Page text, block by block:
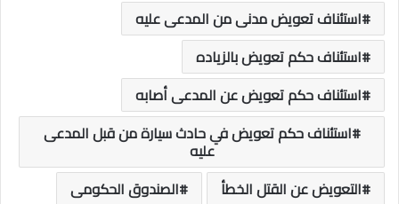
استئناف تعويض مدنى من المدعى عليه
استئناف حكم تعويض بالزياده
استئناف حكم تعويض عن المدعى أصابه
استئناف حكم تعويض في حادث سيارة من قبل المدعى
عليه
التعويض عن القتل الخطأ
الصندوق الحكومى